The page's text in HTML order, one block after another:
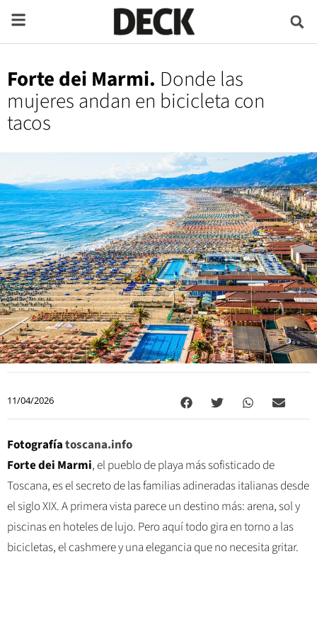
Forte dei Marmi. Donde las
mujeres andan en bicicleta con
tacos
11/04/2026
Fotografíatoscana.info
Forte dei Marmi, el pueblo de playa más sofisticado de
Toscana, es el secreto de las familias adineradas italianas desde
el siglo XIX. A primera vista parece un destino más: arena, sol y
piscinas en hoteles de lujo. Pero aquí todo gira en torno a las
bicicletas, el cashmere y una elegancia que no necesita gritar.